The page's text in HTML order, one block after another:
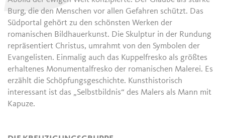
Burg, die den Menschen vor allen Gefahren schützt. Das
Südportal gehört zu den schönsten Werken der
romanischen Bildhauerkunst. Die Skulptur in der Rundung
repräsentiert Christus, umrahmt von den Symbolen der
Evangelisten. Einmalig auch das Kuppelfresko als größtes
erhaltenes Monumentalfresko der romanischen Malerei. Es
erzählt die Schöpfungsgeschichte. Kunsthistorisch
interessant ist das „Selbstbildnis“ des Malers als Mann mit
Kapuze.